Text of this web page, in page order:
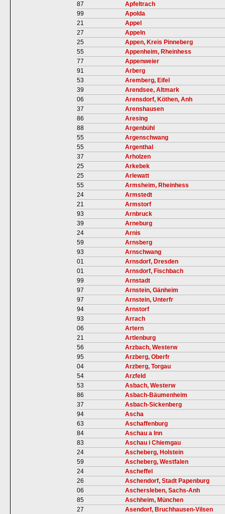
87
Apfeltrach
99
Apolda
21
Appel
27
Appeln
25
Appen, Kreis Pinneberg
55
Appenheim, Rheinhess
77
Appenweier
91
Arberg
53
Aremberg, Eifel
39
Arendsee, Altmark
06
Arensdorf, Köthen, Anh
37
Arenshausen
86
Aresing
88
Argenbühl
55
Argenschwang
55
Argenthal
37
Arholzen
25
Arkebek
25
Arlewatt
55
Armsheim, Rheinhess
24
Armstedt
21
Armstorf
93
Arnbruck
39
Arneburg
24
Arnis
59
Arnsberg
93
Arnschwang
01
Arnsdorf, Dresden
01
Arnsdorf, Fischbach
99
Arnstadt
97
Arnstein, Gänheim
97
Arnstein, Unterfr
94
Arnstorf
93
Arrach
06
Artern
21
Artlenburg
56
Arzbach, Westerw
95
Arzberg, Oberfr
04
Arzberg, Torgau
54
Arzfeld
53
Asbach, Westerw
86
Asbach-Bäumenheim
37
Asbach-Sickenberg
94
Ascha
63
Aschaffenburg
84
Aschau a Inn
83
Aschau i Chiemgau
24
Ascheberg, Holstein
59
Ascheberg, Westfalen
24
Ascheffel
26
Aschendorf, Stadt Papenburg
06
Aschersleben, Sachs-Anh
85
Aschheim, München
27
Asendorf, Bruchhausen-Vilsen